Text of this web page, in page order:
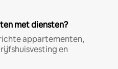
met diensten?
appartementen,
en